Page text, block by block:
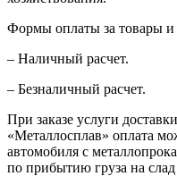
Формы оплаты за товары и
– Наличный расчет.
– Безналичный расчет.
При заказе услуги
«Металлосплав» оплата
автомобиля с
по прибытию груза на слад